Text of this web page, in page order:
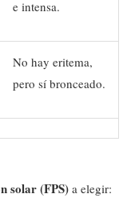
e intensa.
No hay eritema,
pero sí bronceado.
solar (FPS) a elegir: